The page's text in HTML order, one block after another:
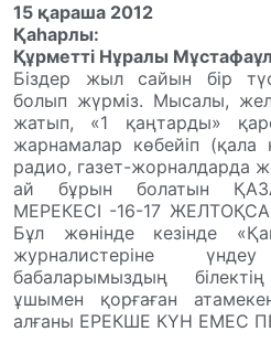
15 қараша 2012
Қаһарлы:
Құрметті Нұралы
Біздер жыл сайын бір
болып жүрміз. Мысалы,
жатып, «1 қаңтарды»
жарнамалар көбейіп (қала
радио, газет-жорналдарда
ай бұрын болатын
МЕРЕКЕСІ -16-17
Бұл жөнінде кезінде
журналистеріне
бабаларымыздың
ұшымен қорғаған
алғаны ЕРЕКШЕ КҮН ЕМЕС